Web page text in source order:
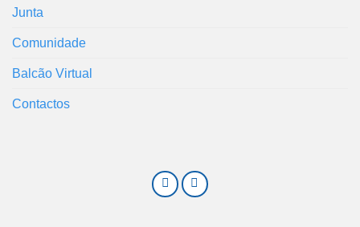
Junta
Comunidade
Balcão Virtual
Contactos